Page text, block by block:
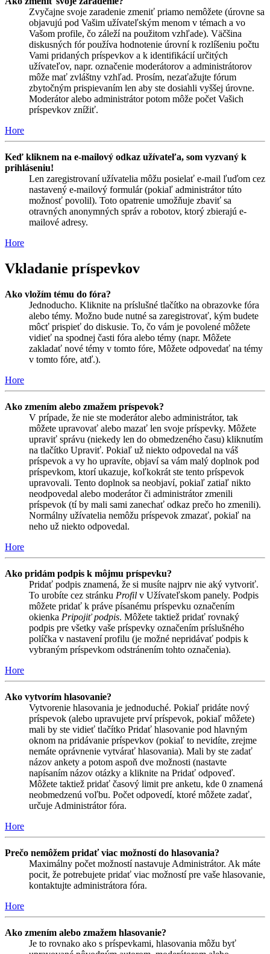
Zvyčajne svoje zaradenie zmeniť priamo nemôžete (úrovne sa
objavujú pod Vašim užívateľským menom v témach a vo
Vašom profile, čo záleží na použitom vzhľade). Väčšina
diskusných fór používa hodnotenie úrovní k rozlíšeniu počtu
Vami pridaných príspevkov a k identifikácií určitých
užívateľov, napr. označenie moderátorov a administrátorov
môže mať zvláštny vzhľad. Prosím, nezaťažujte fórum
zbytočným prispievaním len aby ste dosiahli vyššej úrovne.
Moderátor alebo administrátor potom môže počet Vašich
príspevkov znížiť.
Hore
Keď kliknem na e-mailový odkaz užívateľa, som vyzvaný k
prihláseniu!
Len zaregistrovaní užívatelia môžu posielať e-mail ľuďom cez
nastavený e-mailový formulár (pokiaľ administrátor túto
možnosť povolil). Toto opatrenie umožňuje zbaviť sa
otravných anonymných správ a robotov, ktorý zbierajú e-
mailové adresy.
Hore
Vkladanie príspevkov
Ako vložím tému do fóra?
Jednoducho. Kliknite na príslušné tlačítko na obrazovke fóra
alebo témy. Možno bude nutné sa zaregistrovať, kým budete
môcť prispieť do diskusie. To, čo vám je povolené môžete
vidieť na spodnej časti fóra alebo témy (napr. Môžete
zakladať nové témy v tomto fóre, Môžete odpovedať na témy
v tomto fóre, atď.).
Hore
Ako zmením alebo zmažem príspevok?
V prípade, že nie ste moderátor alebo administrátor, tak
môžete upravovať alebo mazať len svoje príspevky. Môžete
upraviť správu (niekedy len do obmedzeného času) kliknutím
na tlačítko Upraviť. Pokiaľ už niekto odpovedal na váš
príspevok a vy ho upravíte, objaví sa vám malý doplnok pod
príspevkom, ktorí ukazuje, koľkokrát ste tento príspevok
upravovali. Tento doplnok sa neobjaví, pokiaľ zatiaľ nikto
neodpovedal alebo moderátor či administrátor zmenili
príspevok (tí by mali sami zanechať odkaz prečo ho zmenili).
Normálny užívatelia nemôžu príspevok zmazať, pokiaľ na
neho už niekto odpovedal.
Hore
Ako pridám podpis k môjmu príspevku?
Pridať podpis znamená, že si musíte najprv nie aký vytvoriť.
To urobíte cez stránku Profil v Užívateľskom panely. Podpis
môžete pridať k práve písanému príspevku označením
okienka Pripojiť podpis. Môžete taktiež pridať rovnaký
podpis pre všetky vaše príspevky označením príslušného
políčka v nastavení profilu (je možné nepridávať podpis k
vybraným príspevkom odstránením tohto označenia).
Hore
Ako vytvorím hlasovanie?
Vytvorenie hlasovania je jednoduché. Pokiaľ pridáte nový
príspevok (alebo upravujete prví príspevok, pokiaľ môžete)
mali by ste vidieť tlačítko Pridať hlasovanie pod hlavným
oknom na pridávanie príspevkov (pokiaľ to nevidíte, zrejme
nemáte oprávnenie vytvárať hlasovania). Mali by ste zadať
názov ankety a potom aspoň dve možnosti (nastavte
napísaním názov otázky a kliknite na Pridať odpoveď.
Môžete taktiež pridať časový limit pre anketu, kde 0 znamená
neobmedzenú voľbu. Počet odpovedí, ktoré môžete zadať,
určuje Administrátor fóra.
Hore
Prečo nemôžem pridať viac možností do hlasovania?
Maximálny počet možností nastavuje Administrátor. Ak máte
pocit, že potrebujete pridať viac možností pre vaše hlasovanie,
kontaktujte administrátora fóra.
Hore
Ako zmením alebo zmažem hlasovanie?
Je to rovnako ako s príspevkami, hlasovania môžu byť